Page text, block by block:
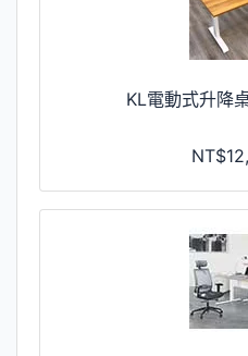
KL電動式升降